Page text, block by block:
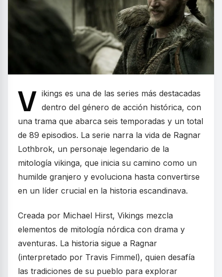
V ikings es una de las series más destacadas
dentro del género de acción histórica, con
una trama que abarca seis temporadas y un total
de 89 episodios. La serie narra la vida de Ragnar
Lothbrok, un personaje legendario de la
mitología vikinga, que inicia su camino como un
humilde granjero y evoluciona hasta convertirse
en un líder crucial en la historia escandinava.
Creada por Michael Hirst, Vikings mezcla
elementos de mitología nórdica con drama y
aventuras. La historia sigue a Ragnar
(interpretado por Travis Fimmel), quien desafía
las tradiciones de su pueblo para explorar